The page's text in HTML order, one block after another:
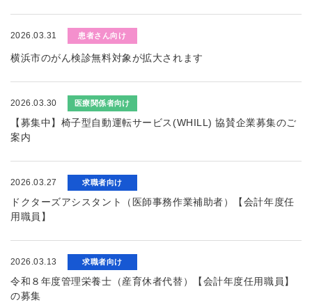
2026.03.31 患者さん向け
横浜市のがん検診無料対象が拡大されます
2026.03.30 医療関係者向け
【募集中】椅子型自動運転サービス(WHILL) 協賛企業募集のご
案内
2026.03.27 求職者向け
ドクターズアシスタント（医師事務作業補助者）【会計年度任
用職員】
2026.03.13 求職者向け
令和８年度管理栄養士（産育休者代替）【会計年度任用職員】
の募集